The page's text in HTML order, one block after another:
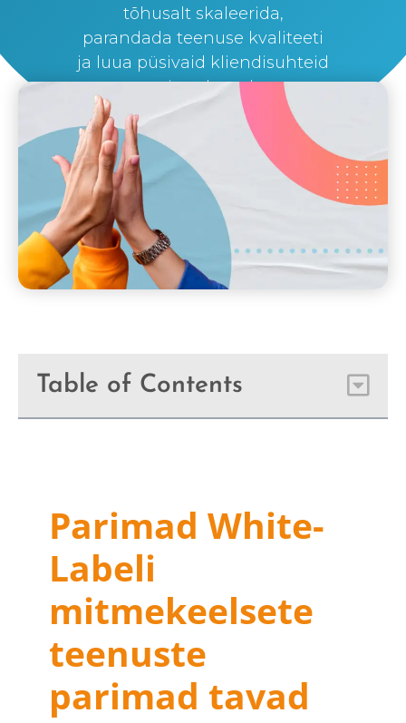
tõhusalt skaleerida,
parandada teenuse kvaliteeti
ja luua püsivaid kliendisuhteid
mitmel turul.
Silvi Nunez
Table of Contents
Parimad White-
Labeli
mitmekeelsete
teenuste
parimad tavad